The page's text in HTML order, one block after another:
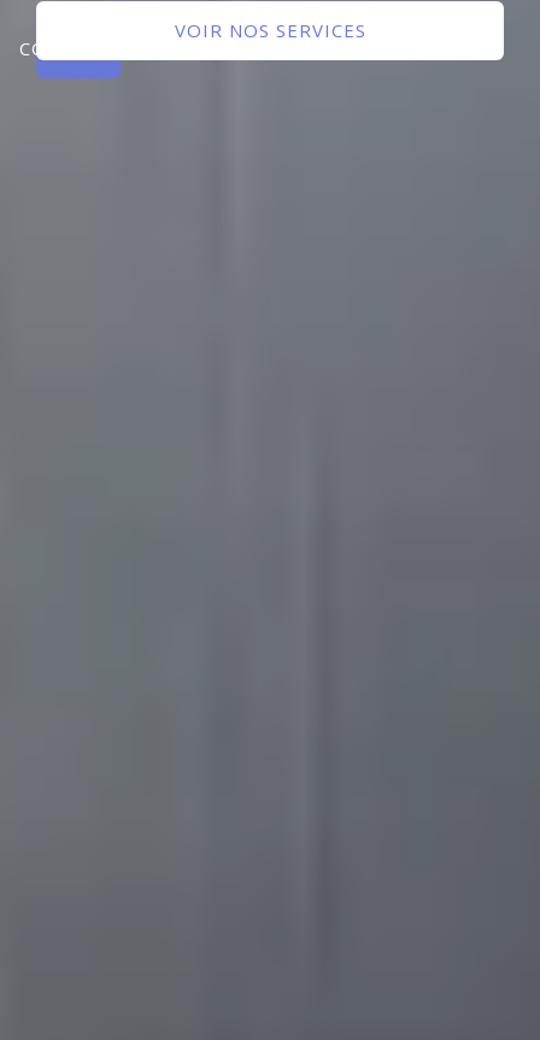
CONTACTER
VOIR NOS SERVICES